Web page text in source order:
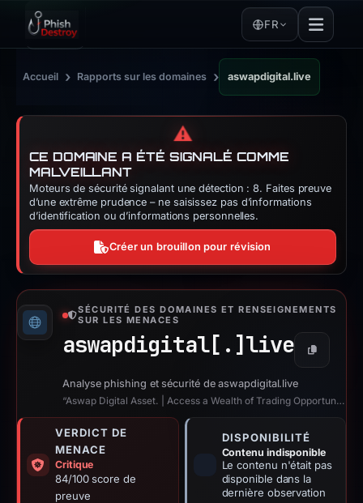
FR
Accueil › Rapports sur les domaines › aswapdigital.live
⚠️
CE DOMAINE A ÉTÉ SIGNALÉ COMME
MALVEILLANT
Moteurs de sécurité signalant une détection : 8. Faites preuve
d’une extrême prudence – ne saisissez pas d’informations
d’identification ou d’informations personnelles.
Créer un brouillon pour révision
SÉCURITÉ DES DOMAINES ET RENSEIGNEMENTS
SUR LES MENACES
aswapdigital[.] live Copier
Analyse phishing et sécurité de aswapdigital.live
“Aswap Digital Asset. | Access a Wealth of Trading Opportunities”
VERDICT DE
MENACE
Critique
84/100 score de
preuve
DISPONIBILITÉ
Contenu indisponible
Le contenu n'était pas
disponible dans la
dernière observation